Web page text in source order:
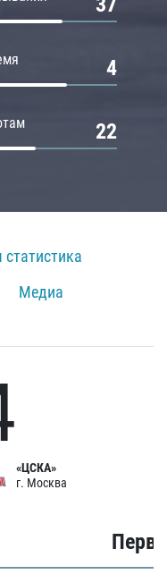
4
22
Медиа
«ЦСКА»
г. Москва